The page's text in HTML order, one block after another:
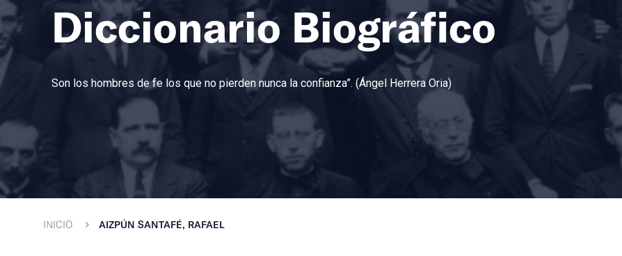
Diccionario Biográfico
Son los hombres de fe los que no pierden nunca la confianza”. (Ángel Herrera Oria)
INICIO AIZPÚN SANTAFÉ, RAFAEL